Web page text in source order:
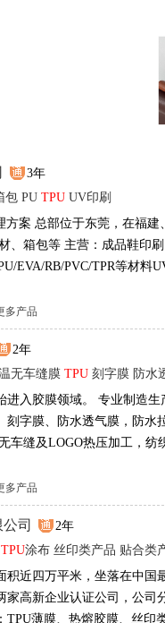
3年
包 PU TPU UV印刷
方案 总部位于东莞，在福建
、箱包等 主营：成品鞋印
EVA/RB/PVC/TPR等材料
多产品
2年
无车缝膜 TPU 刻字膜 防水
进入胶膜领域。 专业制造生
刻字膜、防水透气膜，防水
车缝及LOGO热压加工，纺
多产品
司
2年
TPU涂布 丝印类产品 贴合类
积近四万平米，坐落在中国
家高新企业认证公司，公司
TPU薄膜、热熔胶膜、丝印